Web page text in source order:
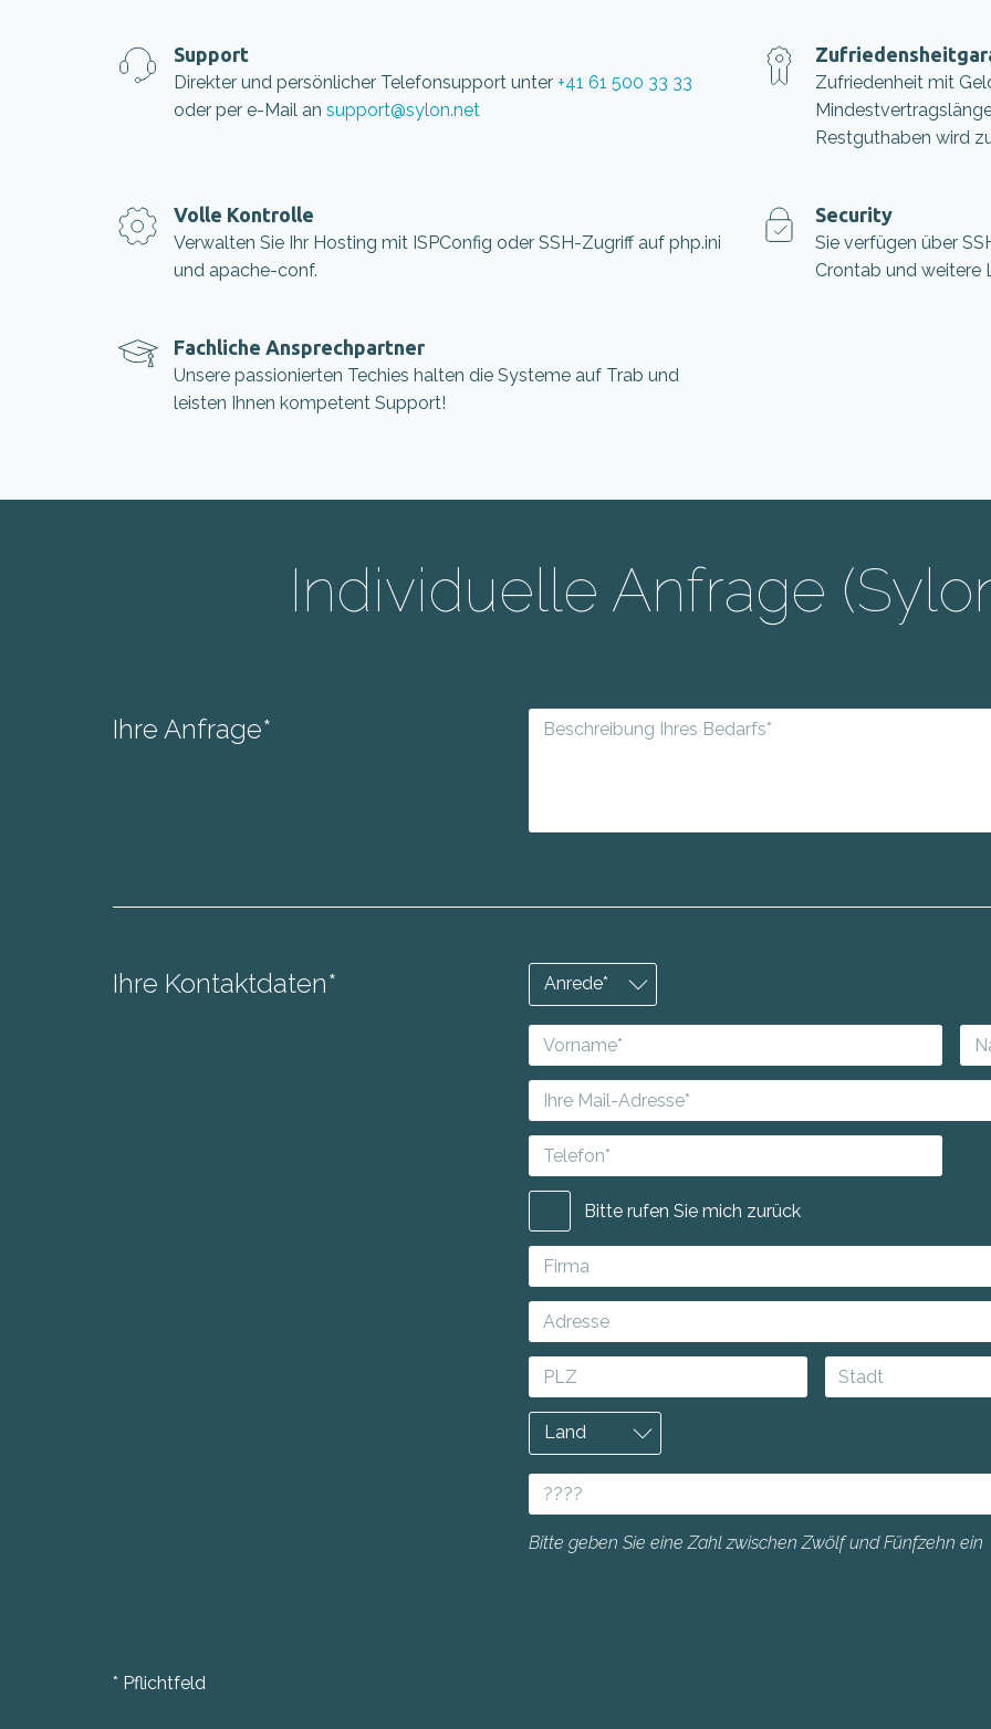
Support
Direkter und persönlicher Telefonsupport unter +41 61 500 33 33
oder per e-Mail an support@sylon.net
Zufriedenheit mit
Restguthaben wird
Volle Kontrolle
Verwalten Sie Ihr Hosting mit ISPConfig oder SSH-Zugriff auf php.ini
und apache-conf.
Security
Sie verfügen über
Crontab und weitere
Fachliche Ansprechpartner
Unsere passionierten Techies halten die Systeme auf Trab und
leisten Ihnen kompetent Support!
Individuelle Anfrage
Ihre Anfrage*
* Pflichtfeld
Ihre Kontaktdaten*
Bitte rufen Sie mich zurück
Bitte geben Sie eine Zahl zwischen Zwölf und Fünfzehn ein